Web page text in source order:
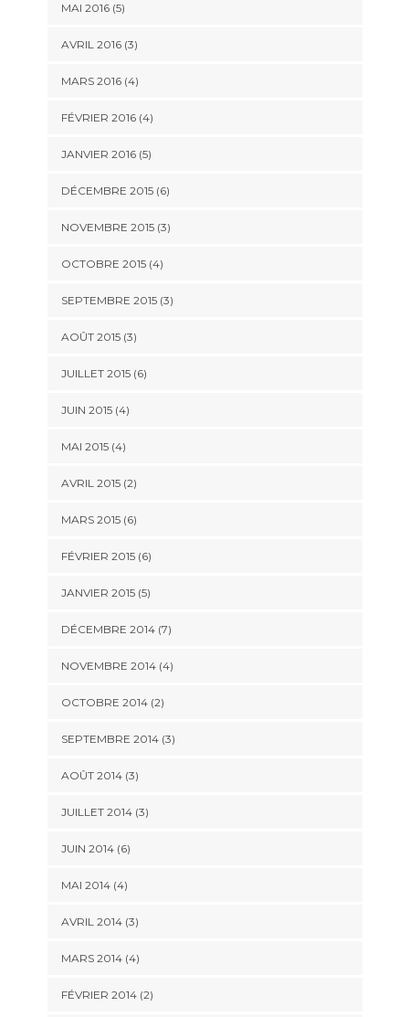
MAI 2016(5)
AVRIL 2016(3)
MARS 2016(4)
FÉVRIER 2016(4)
JANVIER 2016(5)
DÉCEMBRE 2015(6)
NOVEMBRE 2015(3)
OCTOBRE 2015(4)
SEPTEMBRE 2015(3)
AOÛT 2015(3)
JUILLET 2015(6)
JUIN 2015(4)
MAI 2015(4)
AVRIL 2015(2)
MARS 2015(6)
FÉVRIER 2015(6)
JANVIER 2015(5)
DÉCEMBRE 2014(7)
NOVEMBRE 2014(4)
OCTOBRE 2014(2)
SEPTEMBRE 2014(3)
AOÛT 2014(3)
JUILLET 2014(3)
JUIN 2014(6)
MAI 2014(4)
AVRIL 2014(3)
MARS 2014(4)
FÉVRIER 2014(2)